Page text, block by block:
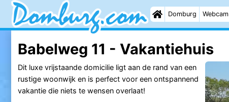
Domburg Webcam
Babelweg 11 - Vakantiehuis
Dit luxe vrijstaande domicilie ligt aan de rand van een
rustige woonwijk en is perfect voor een ontspannend
vakantie die niets te wensen overlaat!